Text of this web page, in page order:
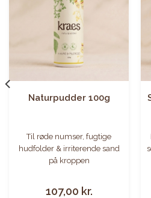
Naturpudder 100g
Til røde numser, fugtige
hudfolder & irriterende sand
på kroppen
107,00 kr.